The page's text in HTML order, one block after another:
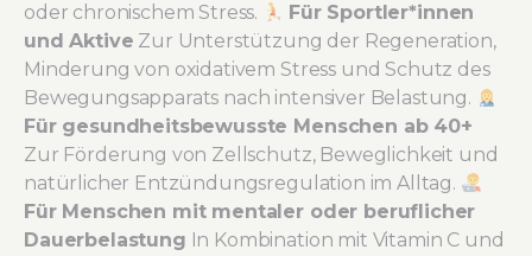
oder chronischem Stress.
Für Sportler*innen
und Aktive Zur Unterstützung der Regeneration,
Minderung von oxidativem Stress und Schutz des
Bewegungsapparats nach intensiver Belastung.
Für gesundheitsbewusste Menschen ab 40+
Zur Förderung von Zellschutz, Beweglichkeit und
natürlicher Entzündungsregulation im Alltag.
Für Menschen mit mentaler oder beruflicher
Dauerbelastung In Kombination mit Vitamin C und